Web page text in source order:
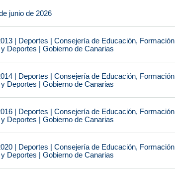
junio de 2026
| Deportes | Consejería de Educación, Formación
Deportes | Gobierno de Canarias
| Deportes | Consejería de Educación, Formación
Deportes | Gobierno de Canarias
| Deportes | Consejería de Educación, Formación
Deportes | Gobierno de Canarias
| Deportes | Consejería de Educación, Formación
Deportes | Gobierno de Canarias